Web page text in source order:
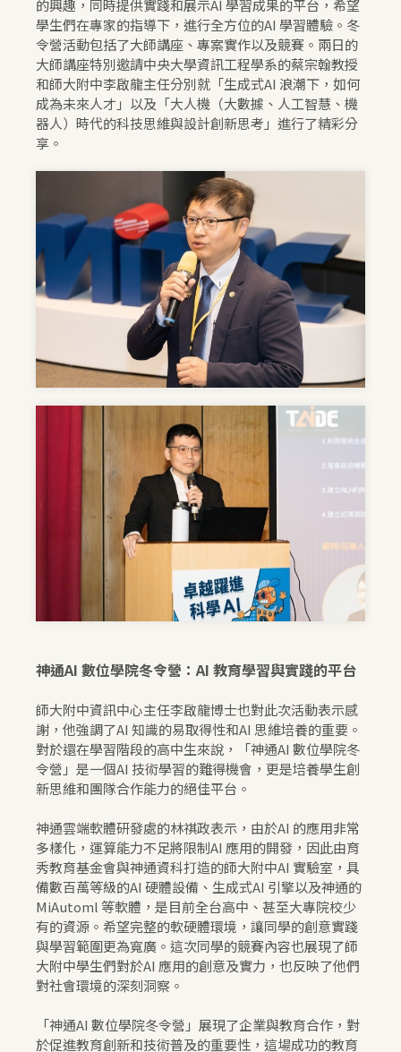
的興趣，同時提供實踐和展示AI 學習成果的平台，希望
學生們在專家的指導下，進行全方位的AI 學習體驗。冬
令營活動包括了大師講座、專案實作以及競賽。兩日的
大師講座特別邀請中央大學資訊工程學系的蔡宗翰教授
和師大附中李啟龍主任分別就「生成式AI 浪潮下，如何
成為未來人才」以及「大人機（大數據、人工智慧、機
器人）時代的科技思維與設計創新思考」進行了精彩分
享。
神通AI 數位學院冬令營：AI 教育學習與實踐的平台
師大附中資訊中心主任李啟龍博士也對此次活動表示感
謝，他強調了AI 知識的易取得性和AI 思維培養的重要。
對於還在學習階段的高中生來說，「神通AI 數位學院冬
令營」是一個AI 技術學習的難得機會，更是培養學生創
新思維和團隊合作能力的絕佳平台。
神通雲端軟體研發處的林祺政表示，由於AI 的應用非常
多樣化，運算能力不足將限制AI 應用的開發，因此由育
秀教育基金會與神通資科打造的師大附中AI 實驗室，具
備數百萬等級的AI 硬體設備、生成式AI 引擎以及神通的
MiAutoml 等軟體，是目前全台高中、甚至大專院校少
有的資源。希望完整的軟硬體環境，讓同學的創意實踐
與學習範圍更為寬廣。這次同學的競賽內容也展現了師
大附中學生們對於AI 應用的創意及實力，也反映了他們
對社會環境的深刻洞察。
「神通AI 數位學院冬令營」展現了企業與教育合作，對
於促進教育創新和技術普及的重要性，這場成功的教育